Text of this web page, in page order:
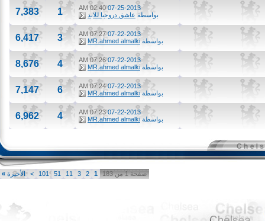
07-25-2013
02:40 AM
بواسطةعاشق دروجبا للابد 1
7,383
07-22-2013
07:27 AM
بواسطةMR.ahmed almalki
3
6,417
07-22-2013
07:26 AM
بواسطةMR.ahmed almalki
4
8,676
07-22-2013
07:24 AM
بواسطةMR.ahmed almalki
6
7,147
07-22-2013
07:23 AM
بواسطةMR.ahmed almalki
4
6,962
صفحة 1 من 183 1
2
11
51
101
> الأخيرة»